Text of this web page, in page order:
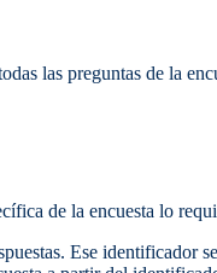
las preguntas de la
de la encuesta lo
Ese identificador